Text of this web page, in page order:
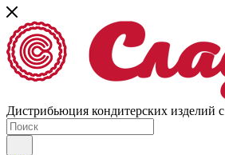
Дистрибьюция кондитерских изделий с